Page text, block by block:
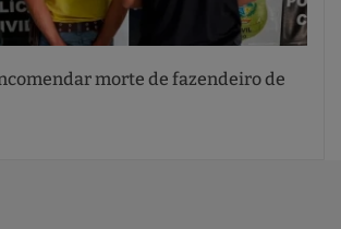
morte de fazendeiro de